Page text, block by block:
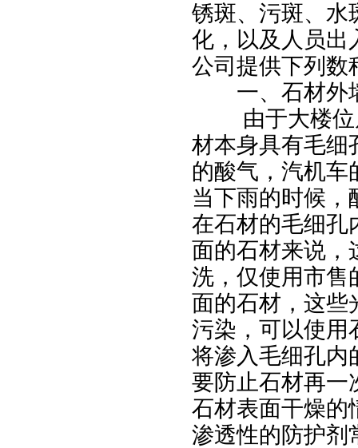
锈斑、污斑、水
化，以及人员出
公司提供下列数
一、石材外
由于大楼
材本身具有毛细
的酸气，汽机车
当下雨的时候，
在石材的毛细孔
面的石材来说，
洗，仅使用市售
面的石材，这些
污染，可以使用
将渗入毛细孔内
要防止石材再一
石材表面干燥的
渗透性的防护剂